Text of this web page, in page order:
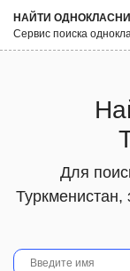
НАЙТИ
Сервис поиска
Для